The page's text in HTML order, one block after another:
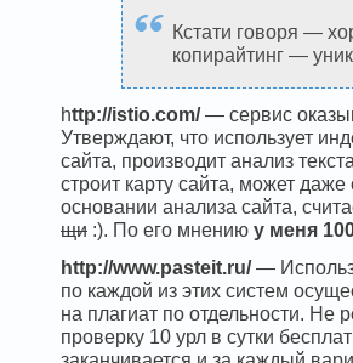
Кстати говоря —
копирайтинг —
http://istio.com/— сервис
Утверждают, что использует
сайта, производит анализ
строит карту сайта, может
основании анализа сайта,
щи :). По его мнению у меня
http://www.pasteit.ru/—
по каждой из этих систем
на плагиат по отдельности. Не
проверку 10 урл в сутки